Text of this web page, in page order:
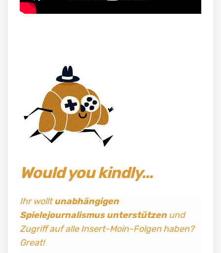
Would you kindly…
Ihr wolltunabhängigen
Spielejournalismus unterstützenund
Zugriff auf alle Insert-Moin-Folgen haben?
Great!